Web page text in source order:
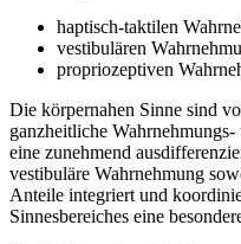
haptisch-taktilen
vestibulären
propriozeptiven
Die körpernahen Sinne sind
ganzheitliche
eine zunehmend
vestibuläre Wahrnehmung
Anteile integriert und
Sinnesbereiches eine